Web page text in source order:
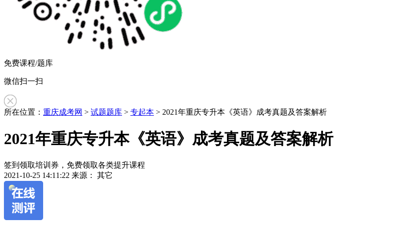
免费课程/题库
微信扫一扫
所在位置： 重庆成考网 > 试题题库 > 专起本 > 2021年重庆专升本《英语》成考真题及答案解析
2021年重庆专升本《英语》成考真题及答案解析
签到领取培训券，免费领取各类提升课程
2021-10-25 14:11:22 来源： 其它